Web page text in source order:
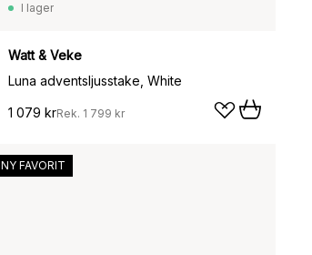
I lager
Watt & Veke
Luna adventsljusstake, White
1 079 krRek. 1 799 kr
NY FAVORIT